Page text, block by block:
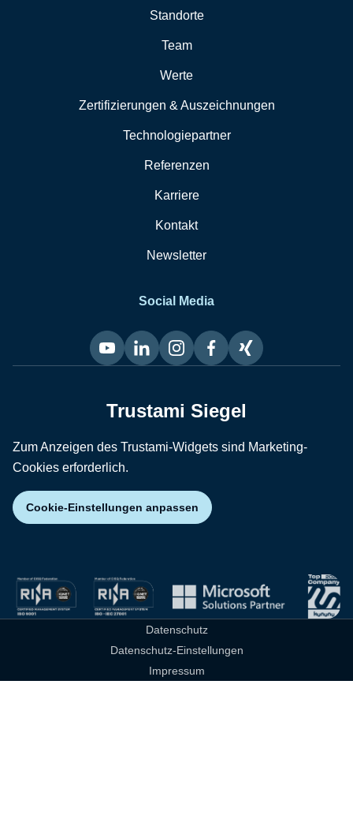
Standorte
Team
Werte
Zertifizierungen & Auszeichnungen
Technologiepartner
Referenzen
Karriere
Kontakt
Newsletter
Social Media
Trustami Siegel
Zum Anzeigen des Trustami-Widgets sind Marketing-
Cookies erforderlich.
Cookie-Einstellungen anpassen
Datenschutz
Datenschutz-Einstellungen
Impressum